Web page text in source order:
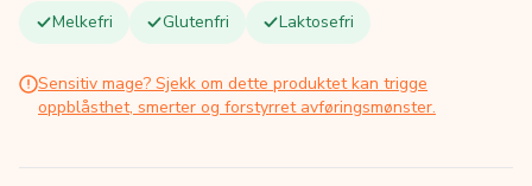
Melkefri Glutenfri Laktosefri
Sensitiv mage? Sjekk om dette produktet kan trigge
oppblåsthet, smerter og forstyrret avføringsmønster.